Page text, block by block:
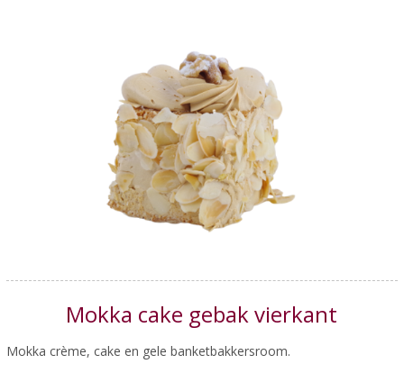
Mokka cake gebak vierkant
Mokka crème, cake en gele banketbakkersroom.